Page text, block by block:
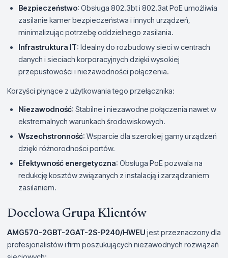
Bezpieczeństwo: Obsługa 802.3bt i 802.3at PoE umożliwia
zasilanie kamer bezpieczeństwa i innych urządzeń,
minimalizując potrzebę oddzielnego zasilania.
Infrastruktura IT: Idealny do rozbudowy sieci w centrach
danych i sieciach korporacyjnych dzięki wysokiej
przepustowości i niezawodności połączenia.
Korzyści płynące z użytkowania tego przełącznika:
Niezawodność: Stabilne i niezawodne połączenia nawet w
ekstremalnych warunkach środowiskowych.
Wszechstronność: Wsparcie dla szerokiej gamy urządzeń
dzięki różnorodności portów.
Efektywność energetyczna: Obsługa PoE pozwala na
redukcję kosztów związanych z instalacją i zarządzaniem
zasilaniem.
Docelowa Grupa Klientów
AMG570-2GBT-2GAT-2S-P240/HWEU jest przeznaczony dla
profesjonalistów i firm poszukujących niezawodnych rozwiązań